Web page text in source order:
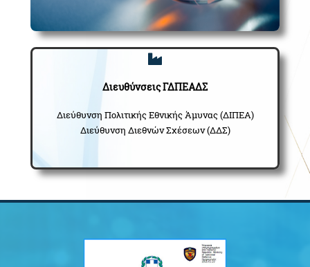
Διευθύνσεις ΓΔΠΕΑΔΣ
Διεύθυνση Πολιτικής Εθνικής Άμυνας (ΔΙΠΕΑ)
Διεύθυνση Διεθνών Σχέσεων (ΔΔΣ)